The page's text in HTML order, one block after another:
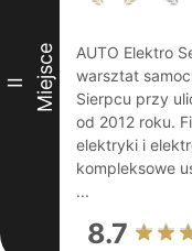
II Miejsce
AUTO Elektro
warsztat
Sierpcu przy
od 2012 roku.
elektryki i
kompleksowe
...
8.7